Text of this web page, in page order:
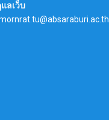
ลเว็บ